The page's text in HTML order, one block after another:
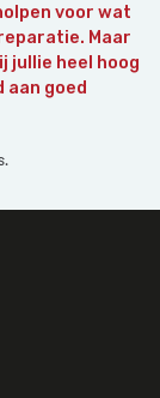
voor wat
Maar
jullie heel hoog
goed